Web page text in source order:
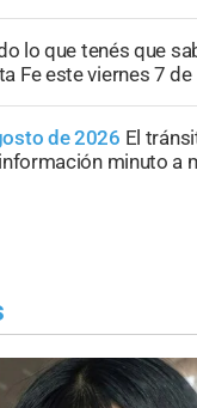
lo que tenés que
Fe este viernes 7
de 2026 El
minuto a